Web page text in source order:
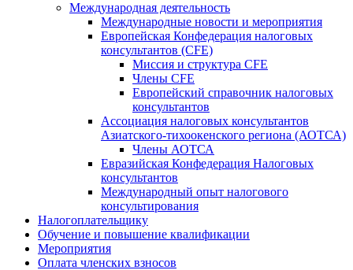
Международная деятельность
Международные новости и мероприятия
Европейская Конфедерация налоговых
консультантов (CFE)
Миссия и структура CFE
Члены CFE
Европейский справочник налоговых
консультантов
Ассоциация налоговых консультантов
Азиатского-тихоокенского региона (АОТСА)
Члены АОТСА
Евразийская Конфедерация Налоговых
консультантов
Международный опыт налогового
консультирования
Налогоплательщику
Обучение и повышение квалификации
Мероприятия
Оплата членских взносов